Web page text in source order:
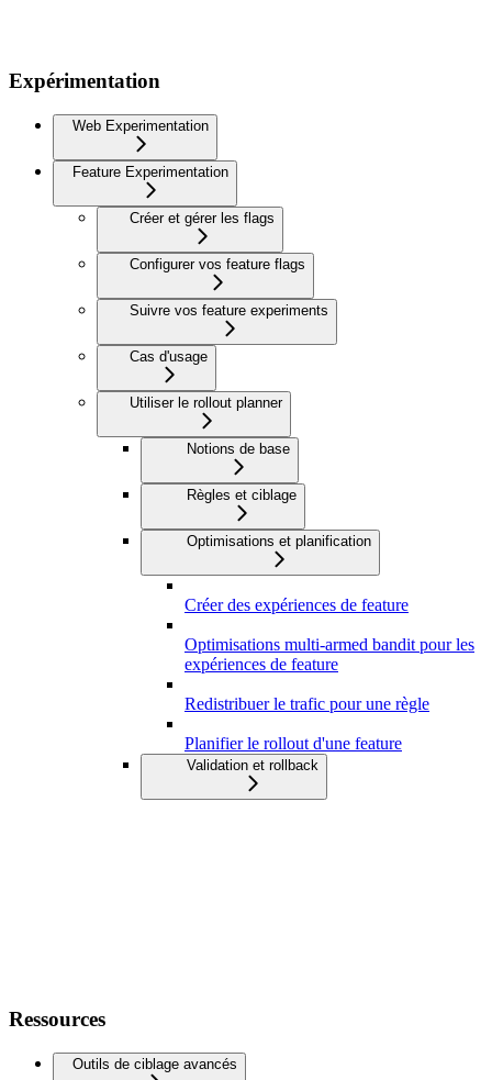
Expérimentation
Web Experimentation
Feature Experimentation
Créer et gérer les flags
Configurer vos feature flags
Suivre vos feature experiments
Cas d'usage
Utiliser le rollout planner
Notions de base
Règles et ciblage
Optimisations et planification
Créer des expériences de feature
Optimisations multi-armed bandit pour les
expériences de feature
Redistribuer le trafic pour une règle
Planifier le rollout d'une feature
Validation et rollback
Ressources
Outils de ciblage avancés